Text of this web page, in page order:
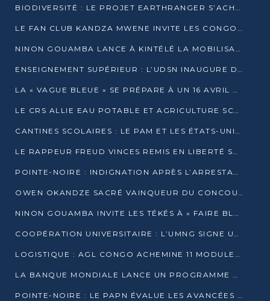
BIODIVERSITÉ : LE PROJET EARTHRANGER S’ACHÈVE, MAIS LES DÉFIS DEMEURENT
LE FAN CLUB KANDZA MWENE INVITE LES CONGOLAIS À UNE FORTE AFFLUENCE AU STADE DE KINTÉLÉ
NINON GOUAMBA LANCE À KINTÉLÉ LA MOBILISATION POUR L’INVESTITURE DR DSN
ENSEIGNEMENT SUPÉRIEUR : L’UDSN INAUGURE DES LABORATOIRES POUR BOOSTER LA FORMATION PRATIQUE
LA « VAGUE BLEUE » SE PRÉPARE À UN 16 AVRIL HISTORIQUE
LE CRS ALLIE EAU POTABLE ET AGRICULTURE SCOLAIRE AU CŒUR DE LA TRANSFORMATION DES ÉCOLES RURALES
CANTINES SCOLAIRES : LE PAM ET LES ÉTATS-UNIS AU CONTACT DES ÉCOLIERS DE KINKALA
LE RAPPEUR FREUD VINCES REMIS EN LIBERTÉ SOUS PRESSION MÉDIATIQUE
POINTE-NOIRE : INDIGNATION APRÈS L’ARRESTATION DU RAPPEUR FREUD VINCES
OWEN OKANDZE SACRÉ VAINQUEUR DU CONCOURS SLAM POUR LA VIE
NINON GOUAMBA INVITE LES TÉKÉS À « FAIRE BLOC » POUR PESER DANS LE DÉBAT NATIONAL
COOPÉRATION UNIVERSITAIRE : L’UMNG SIGNE UN ACCORD STRATÉGIQUE AVEC L’UNIVERSITÉ HAINAN EN CHINE
LOGISTIQUE : AGL CONGO ACHEMINE 11 MODULES GÉANTS JUSQU’À BRAZZAVILLE
LA BANQUE MONDIALE LANCE UN PROGRAMME DE 394 MILLIONS DE DOLLARS POUR LE BASSIN DU CONGO
POINTE-NOIRE : LE PAPN ÉVALUE LES AVANCÉES DU MÔLE EST